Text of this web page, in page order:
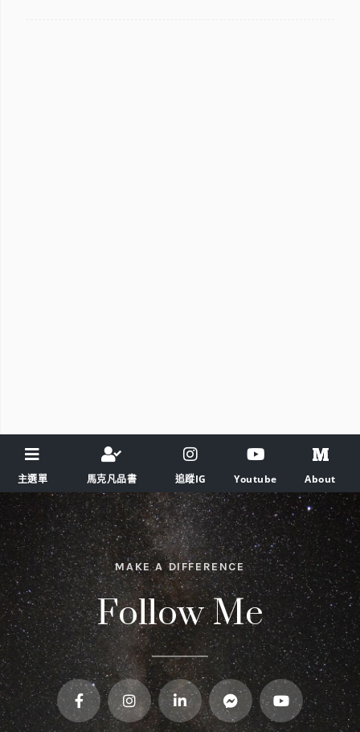
主選單 馬克凡品書 追蹤IG Youtube About
MAKE A DIFFERENCE
Follow Me